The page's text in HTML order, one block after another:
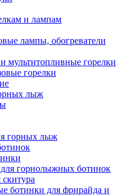
и лампам
лампы, обогреватели
мультитопливные горелки
горелки
лыж
горных лыж
горнолыжных ботинок
ботинки для фрирайда и